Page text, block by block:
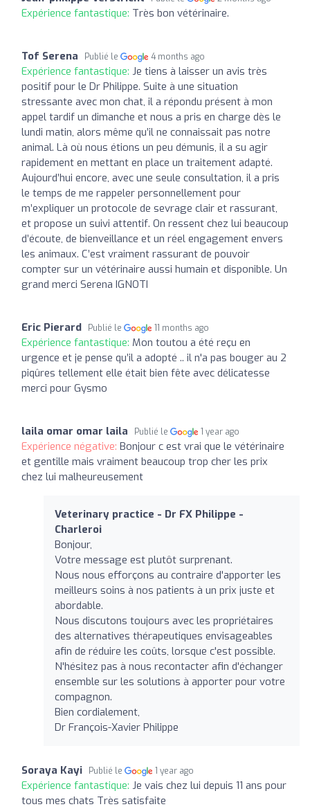
Expérience fantastique: Très bon vétérinaire.
Tof Serena Publié le 4 months ago
Expérience fantastique: Je tiens à laisser un avis très
positif pour le Dr Philippe. Suite à une situation
stressante avec mon chat, il a répondu présent à mon
appel tardif un dimanche et nous a pris en charge dès le
lundi matin, alors même qu’il ne connaissait pas notre
animal. Là où nous étions un peu démunis, il a su agir
rapidement en mettant en place un traitement adapté.
Aujourd’hui encore, avec une seule consultation, il a pris
le temps de me rappeler personnellement pour
m’expliquer un protocole de sevrage clair et rassurant,
et propose un suivi attentif. On ressent chez lui beaucoup
d’écoute, de bienveillance et un réel engagement envers
les animaux. C’est vraiment rassurant de pouvoir
compter sur un vétérinaire aussi humain et disponible. Un
grand merci Serena IGNOTI
Eric Pierard Publié le 11 months ago
Expérience fantastique: Mon toutou a été reçu en
urgence et je pense qu’il a adopté .. il n'a pas bouger au 2
piqûres tellement elle était bien fête avec délicatesse
merci pour Gysmo
laila omar omar laila Publié le 1 year ago
Expérience négative: Bonjour c est vrai que le vétérinaire
et gentille mais vraiment beaucoup trop cher les prix
chez lui malheureusement
Veterinary practice - Dr FX Philippe -
Charleroi
Bonjour,
Votre message est plutôt surprenant.
Nous nous efforçons au contraire d'apporter les
meilleurs soins à nos patients à un prix juste et
abordable.
Nous discutons toujours avec les propriétaires
des alternatives thérapeutiques envisageables
afin de réduire les coûts, lorsque c'est possible.
N'hésitez pas à nous recontacter afin d'échanger
ensemble sur les solutions à apporter pour votre
compagnon.
Bien cordialement,
Dr François-Xavier Philippe
Soraya Kayi Publié le 1 year ago
Expérience fantastique: Je vais chez lui depuis 11 ans pour
tous mes chats Très satisfaite